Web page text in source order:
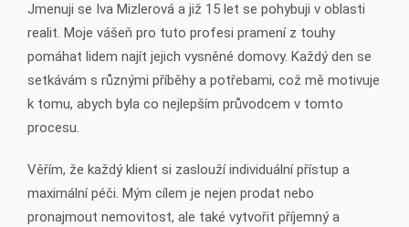
Jmenuji se Iva Mizlerová a již 15 let se pohybuji v oblasti
realit. Moje vášeň pro tuto profesi pramení z touhy
pomáhat lidem najít jejich vysněné domovy. Každý den se
setkávám s různými příběhy a potřebami, což mě motivuje
k tomu, abych byla co nejlepším průvodcem v tomto
procesu.
Věřím, že každý klient si zaslouží individuální přístup a
maximální péči. Mým cílem je nejen prodat nebo
pronajmout nemovitost, ale také vytvořit příjemný a